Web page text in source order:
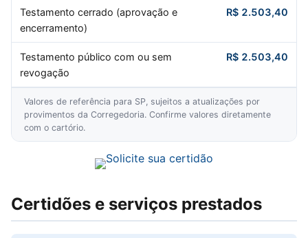
Testamento cerrado (aprovação e
encerramento)
R$ 2.503,40
Testamento público com ou sem
revogação
R$ 2.503,40
Valores de referência para SP, sujeitos a atualizações por
provimentos da Corregedoria. Confirme valores diretamente
com o cartório.
Certidões e serviços prestados